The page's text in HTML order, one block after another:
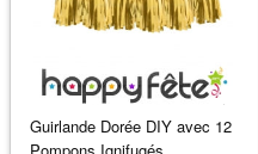
Guirlande Dorée DIY avec 12
Pompons Ignifugés